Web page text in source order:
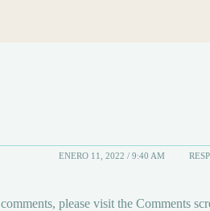
ENERO 11, 2022 / 9:40 AM
please visit the Comments